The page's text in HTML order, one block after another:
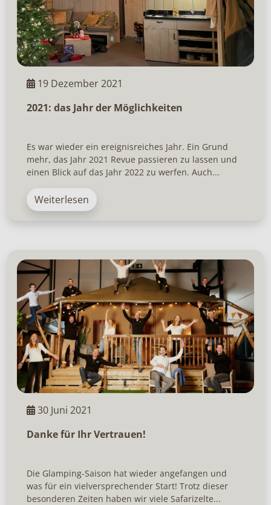
19 Dezember 2021
2021: das Jahr der Möglichkeiten
Es war wieder ein ereignisreiches Jahr. Ein Grund
mehr, das Jahr 2021 Revue passieren zu lassen und
einen Blick auf das Jahr 2022 zu werfen. Auch...
Weiterlesen
30 Juni 2021
Danke für Ihr Vertrauen!
Die Glamping-Saison hat wieder angefangen und
was für ein vielversprechender Start! Trotz dieser
besonderen Zeiten haben wir viele Safarizelte...